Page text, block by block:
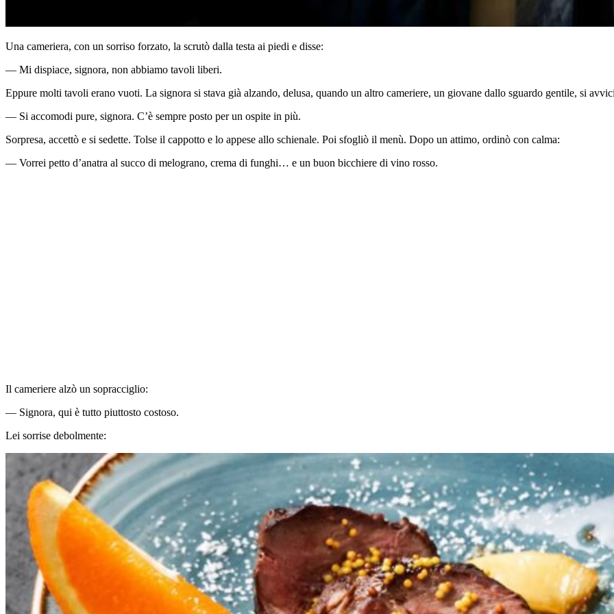
Una cameriera, con un sorriso forzato, la scrutò dalla testa ai piedi e disse:
— Mi dispiace, signora, non abbiamo tavoli liberi.
Eppure molti tavoli erano vuoti. La signora si stava già alzando, delusa, quando un altro cameriere, un giovane dallo sguardo gentile, si
— Si accomodi pure, signora. C’è sempre posto per un ospite in più.
Sorpresa, accettò e si sedette. Tolse il cappotto e lo appese allo schienale. Poi sfogliò il menù. Dopo un attimo, ordinò con calma:
— Vorrei petto d’anatra al succo di melograno, crema di funghi… e un buon bicchiere di vino rosso.
Il cameriere alzò un sopracciglio:
— Signora, qui è tutto piuttosto costoso.
Lei sorrise debolmente: